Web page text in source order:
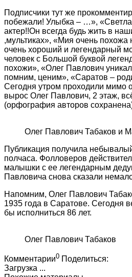
Подписчики тут же
побежали! Улыбка – …»,
актер!!Он всегда будь жить в
,мультиках», «Мия очень похожа
очень хороший и легендарный
человек с Большой буквой
похожи», «Олег Павлович
помним, ценим», «Саратов –
Сегодня утром проходили мимо
вырос Олег Павлович, 2 этаж,
(орфография авторов
Олег Павлович Табаков и
Публикация получила
полчаса. Фолловеров
малышки с ее легендарным
Павловича снова сказали
Напомним, Олег Павлович
1935 года в Саратове. Сегодня
бы исполниться 86 лет.
Олег Павлович Табаков
Комментарии0 Поделиться:
Загрузка ...